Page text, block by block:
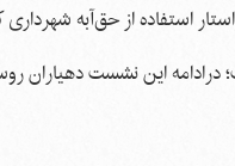
استفاده از حق‌آبه
درادامه این نشست دهیاران